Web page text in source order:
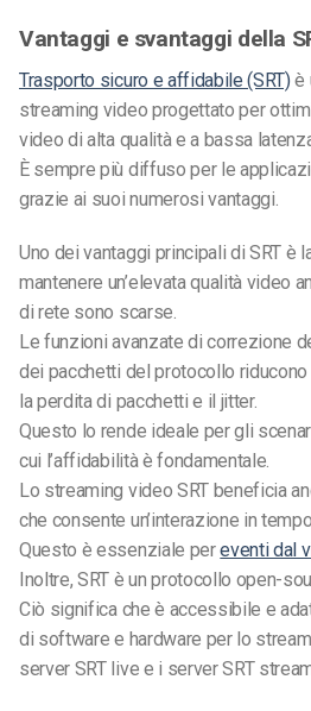
Vantaggi e svantaggi della
Trasporto sicuro e affidabile (SRT)è
streaming video progettato per
video di alta qualità e a bassa
È sempre più diffuso per le
grazie ai suoi numerosi vantaggi.
Uno dei vantaggi principali di SRT è
mantenere un’elevata qualità video
di rete sono scarse.
Le funzioni avanzate di correzione
dei pacchetti del protocollo
la perdita di pacchetti e il jitter.
Questo lo rende ideale per gli
cui l’affidabilità è fondamentale.
Lo streaming video SRT beneficia
che consente un’interazione in
Questo è essenziale pereventi dal
Inoltre, SRT è un protocollo open-
Ciò significa che è accessibile e
di software e hardware per lo
server SRT live e i server SRT